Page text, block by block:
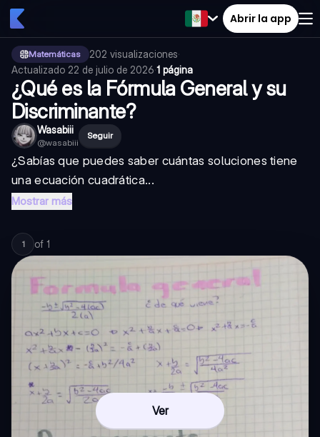
Abrir la app
Matemáticas 202 visualizaciones·
Actualizado 22 de julio de 2026·1 página
¿Qué es la Fórmula General y su
Discriminante?
Wasabiii
@wasabiii
Seguir
¿Sabías que puedes saber cuántas soluciones tiene
una ecuación cuadrática...
Mostrar más
1 of 1
Ver